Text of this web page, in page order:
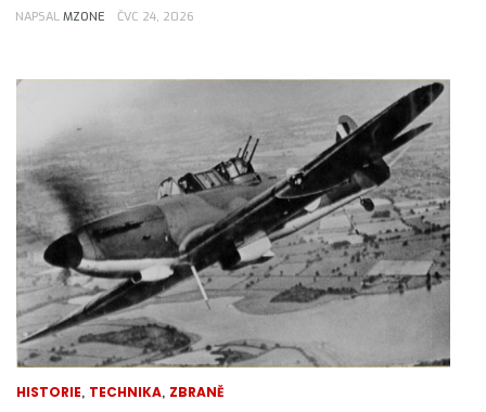
NAPSAL MZONE ČVC 24, 2026
HISTORIE, TECHNIKA, ZBRANĚ